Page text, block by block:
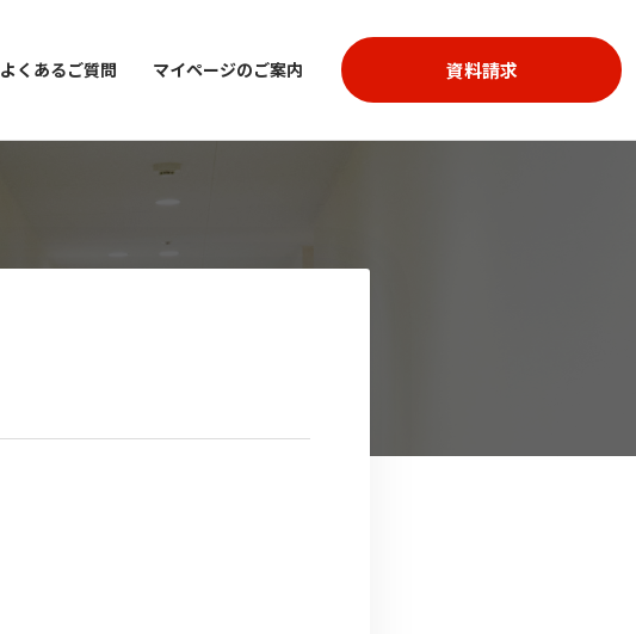
よくあるご質問 マイページのご案内 資料請求